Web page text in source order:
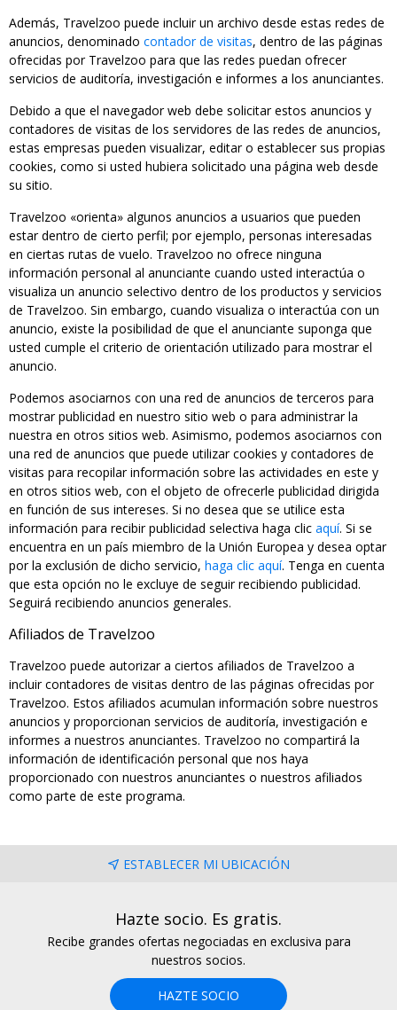
Además, Travelzoo puede incluir un archivo desde estas redes de
anuncios, denominado contador de visitas, dentro de las páginas
ofrecidas por Travelzoo para que las redes puedan ofrecer
servicios de auditoría, investigación e informes a los anunciantes.
Debido a que el navegador web debe solicitar estos anuncios y
contadores de visitas de los servidores de las redes de anuncios,
estas empresas pueden visualizar, editar o establecer sus propias
cookies, como si usted hubiera solicitado una página web desde
su sitio.
Travelzoo «orienta» algunos anuncios a usuarios que pueden
estar dentro de cierto perfil; por ejemplo, personas interesadas
en ciertas rutas de vuelo. Travelzoo no ofrece ninguna
información personal al anunciante cuando usted interactúa o
visualiza un anuncio selectivo dentro de los productos y servicios
de Travelzoo. Sin embargo, cuando visualiza o interactúa con un
anuncio, existe la posibilidad de que el anunciante suponga que
usted cumple el criterio de orientación utilizado para mostrar el
anuncio.
Podemos asociarnos con una red de anuncios de terceros para
mostrar publicidad en nuestro sitio web o para administrar la
nuestra en otros sitios web. Asimismo, podemos asociarnos con
una red de anuncios que puede utilizar cookies y contadores de
visitas para recopilar información sobre las actividades en este y
en otros sitios web, con el objeto de ofrecerle publicidad dirigida
en función de sus intereses. Si no desea que se utilice esta
información para recibir publicidad selectiva haga clic aquí. Si se
encuentra en un país miembro de la Unión Europea y desea optar
por la exclusión de dicho servicio, haga clic aquí. Tenga en cuenta
que esta opción no le excluye de seguir recibiendo publicidad.
Seguirá recibiendo anuncios generales.
Afiliados de Travelzoo
Travelzoo puede autorizar a ciertos afiliados de Travelzoo a
incluir contadores de visitas dentro de las páginas ofrecidas por
Travelzoo. Estos afiliados acumulan información sobre nuestros
anuncios y proporcionan servicios de auditoría, investigación e
informes a nuestros anunciantes. Travelzoo no compartirá la
información de identificación personal que nos haya
proporcionado con nuestros anunciantes o nuestros afiliados
como parte de este programa.
ESTABLECER MI UBICACIÓN
Hazte socio. Es gratis.
Recibe grandes ofertas negociadas en exclusiva para
nuestros socios.
HAZTE SOCIO